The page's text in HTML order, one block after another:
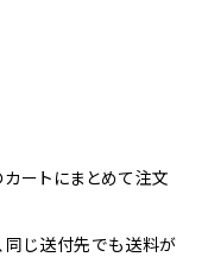
ートにまとめて注文
同じ送付先でも送料が